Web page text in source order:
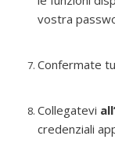
vostra
Confermate
Collegatevi
credenziali